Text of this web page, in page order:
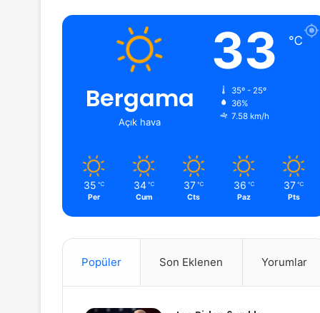
Bergama
Açık hava
33 ℃
35º - 25º
36%
7.58 km/h
35 ℃
Per
34 ℃
Cum
37 ℃
Cts
36 ℃
Paz
37 ℃
Pts
Popüler Son Eklenen Yorumlar